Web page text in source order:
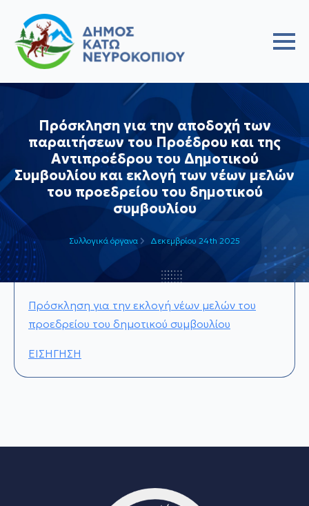
Πρόσκληση για την αποδοχή των
παραιτήσεων του Προέδρου και της
Αντιπροέδρου του Δημοτικού
Συμβουλίου και εκλογή των νέων μελών
του προεδρείου του δημοτικού
συμβουλίου
Συλλογικά όργανα Δεκεμβρίου 24th 2025
Πρόσκληση για την εκλογή νέων μελών του
προεδρείου του δημοτικού συμβουλίου
ΕΙΣΗΓΗΣΗ